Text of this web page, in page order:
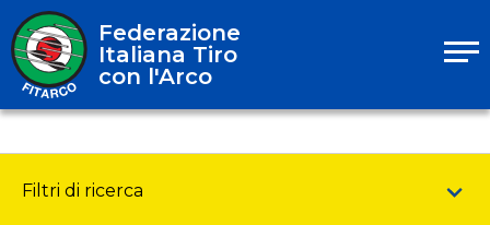
Federazione
Italiana Tiro
con l'Arco
Filtri di ricerca